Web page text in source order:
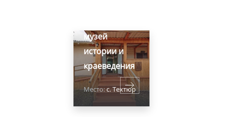
музей
истории и
краеведения
Место:с. Техтюр